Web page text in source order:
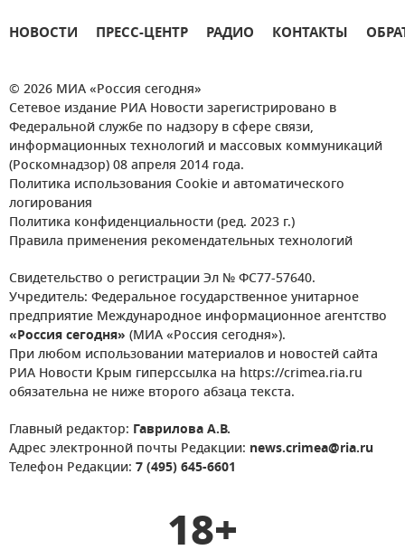
НОВОСТИ ПРЕСС-ЦЕНТР РАДИО КОНТАКТЫ
© 2026 МИА «Россия сегодня»
Сетевое издание РИА Новости зарегистрировано в
Федеральной службе по надзору в сфере связи,
информационных технологий и массовых коммуникаций
(Роскомнадзор) 08 апреля 2014 года.
Политика использования Cookie и автоматического
логирования
Политика конфиденциальности (ред. 2023 г.)
Правила применения рекомендательных технологий
Свидетельство о регистрации Эл № ФС77-57640.
Учредитель: Федеральное государственное унитарное
предприятие Международное информационное агентство
«Россия сегодня» (МИА «Россия сегодня»).
При любом использовании материалов и новостей сайта
РИА Новости Крым гиперссылка на https://crimea.ria.ru
обязательна не ниже второго абзаца текста.
Главный редактор: Гаврилова А.В.
Адрес электронной почты Редакции: news.crimea@ria.ru
Телефон Редакции: 7 (495) 645-6601
18+